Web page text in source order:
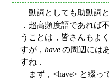
動詞としても助動詞
．超高頻度語であれば
うことは，皆さんもよ
すが， have の周辺には
すね．
まず，<have> と綴っ